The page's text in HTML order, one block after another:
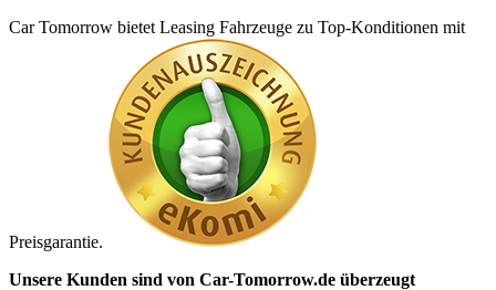
Car Tomorrow bietet Leasing Fahrzeuge zu Top-Konditionen mit
Preisgarantie.
Unsere Kunden sind von Car-Tomorrow.de überzeugt